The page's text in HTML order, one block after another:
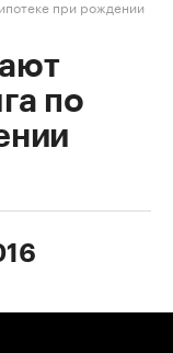
при рождении
по